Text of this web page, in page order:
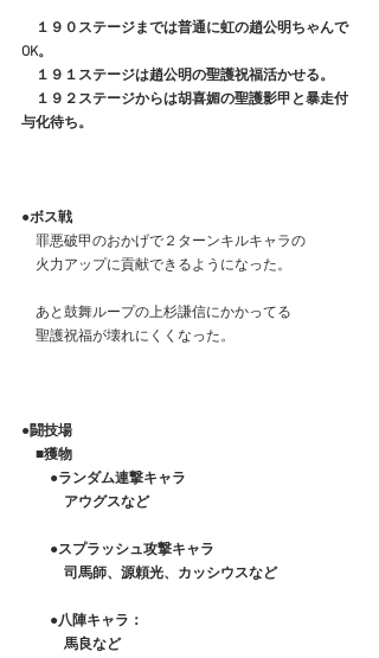
１９０ステージまでは普通に虹の趙公明ちゃんで
OK。
１９１ステージは趙公明の聖護祝福活かせる。
１９２ステージからは胡喜媚の聖護影甲と暴走付
与化待ち。
●ボス戦
罪悪破甲のおかげで２ターンキルキャラの
火力アップに貢献できるようになった。
あと鼓舞ループの上杉謙信にかかってる
聖護祝福が壊れにくくなった。
●闘技場
■獲物
●ランダム連撃キャラ
アウグスなど
●スプラッシュ攻撃キャラ
司馬師、源頼光、カッシウスなど
●八陣キャラ：
馬良など